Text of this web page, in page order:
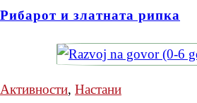
Рибарот и златната рипка
Активности, Настани